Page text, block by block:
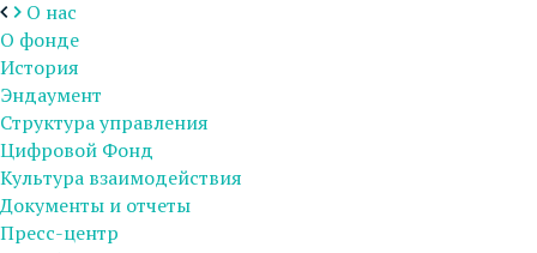
О нас
О фонде
История
Эндаумент
Структура управления
Цифровой Фонд
Культура взаимодействия
Документы и отчеты
Пресс-центр